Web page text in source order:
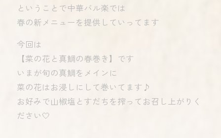
ということで中華バル楽では
春の新メニューを提供していってます
今回は
【菜の花と真鯛の春巻き】です️
いまが旬の真鯛をメインに
菜の花はお浸しにして巻いてます♪
お好みで山椒塩とすだちを搾ってお召し上がりく
ださい🤍